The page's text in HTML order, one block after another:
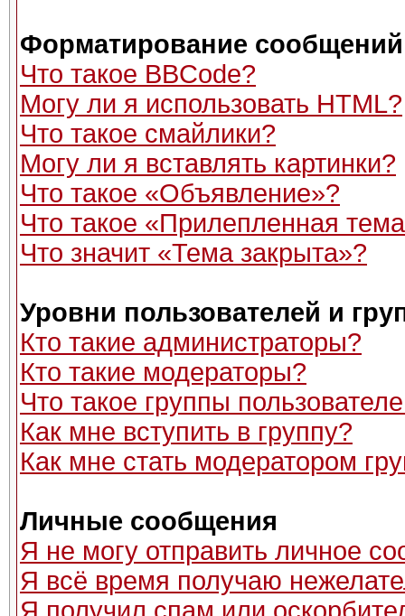
Форматирование
Что такое BBCode?
Могу ли я использовать HTML?
Что такое смайлики?
Могу ли я вставлять картинки?
Что такое «Объявление»?
Что такое «Прилепленная
Что значит «Тема закрыта»?
Уровни пользователей и
Кто такие администраторы?
Кто такие модераторы?
Что такое группы
Как мне вступить в группу?
Как мне стать модератором
Личные сообщения
Я не могу отправить личное
Я всё время получаю